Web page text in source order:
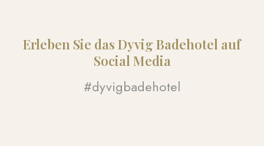
Erleben Sie das Dyvig Badehotel auf
Social Media​
#dyvigbadehotel​